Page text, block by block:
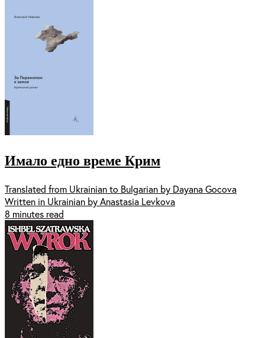
Имало едно време Крим
Translated from Ukrainian to Bulgarian by Dayana Gocova
Written in Ukrainian by Anastasia Levkova
8 minutes read